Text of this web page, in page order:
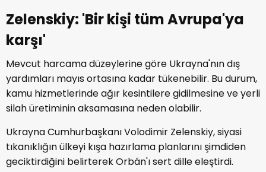
Zelenskiy: 'Bir kişi tüm Avrupa'ya
karşı'
Mevcut harcama düzeylerine göre Ukrayna'nın dış
yardımları mayıs ortasına kadar tükenebilir. Bu durum,
kamu hizmetlerinde ağır kesintilere gidilmesine ve yerli
silah üretiminin aksamasına neden olabilir.
Ukrayna Cumhurbaşkanı Volodimir Zelenskiy, siyasi
tıkanıklığın ülkeyi kışa hazırlama planlarını şimdiden
geciktirdiğini belirterek Orbán'ı sert dille eleştirdi.